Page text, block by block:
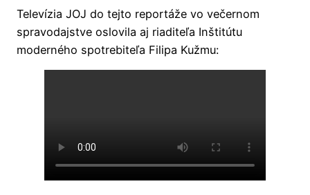
Televízia JOJ do tejto reportáže vo večernom
spravodajstve oslovila aj riaditeľa Inštitútu
moderného spotrebiteľa Filipa Kužmu: